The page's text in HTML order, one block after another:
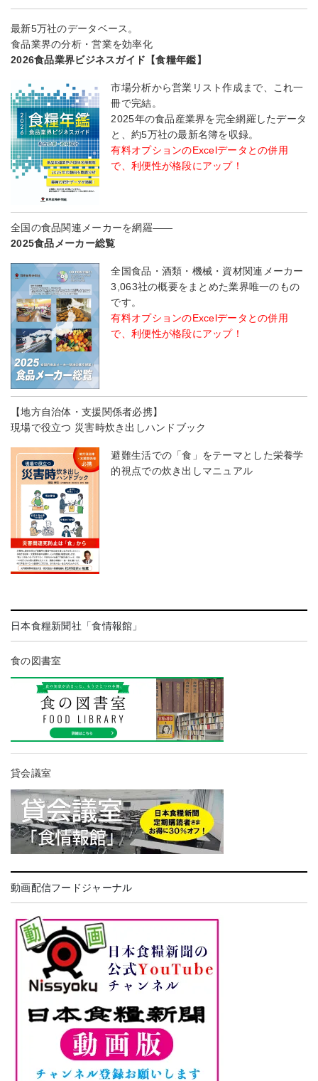
最新5万社のデータベース。
食品業界の分析・営業を効率化
2026食品業界ビジネスガイド【食糧年鑑】
市場分析から営業リスト作成まで、これ一
冊で完結。
2025年の食品産業界を完全網羅したデータ
と、約5万社の最新名簿を収録。
有料オプションのExcelデータとの併用
で、利便性が格段にアップ！
全国の食品関連メーカーを網羅――
2025食品メーカー総覧
全国食品・酒類・機械・資材関連メーカー
3,063社の概要をまとめた業界唯一のもの
です。
有料オプションのExcelデータとの併用
で、利便性が格段にアップ！
【地方自治体・支援関係者必携】
現場で役立つ 災害時炊き出しハンドブック
避難生活での「食」をテーマとした栄養学
的視点での炊き出しマニュアル
日本食糧新聞社「食情報館」
食の図書室
貸会議室
動画配信フードジャーナル